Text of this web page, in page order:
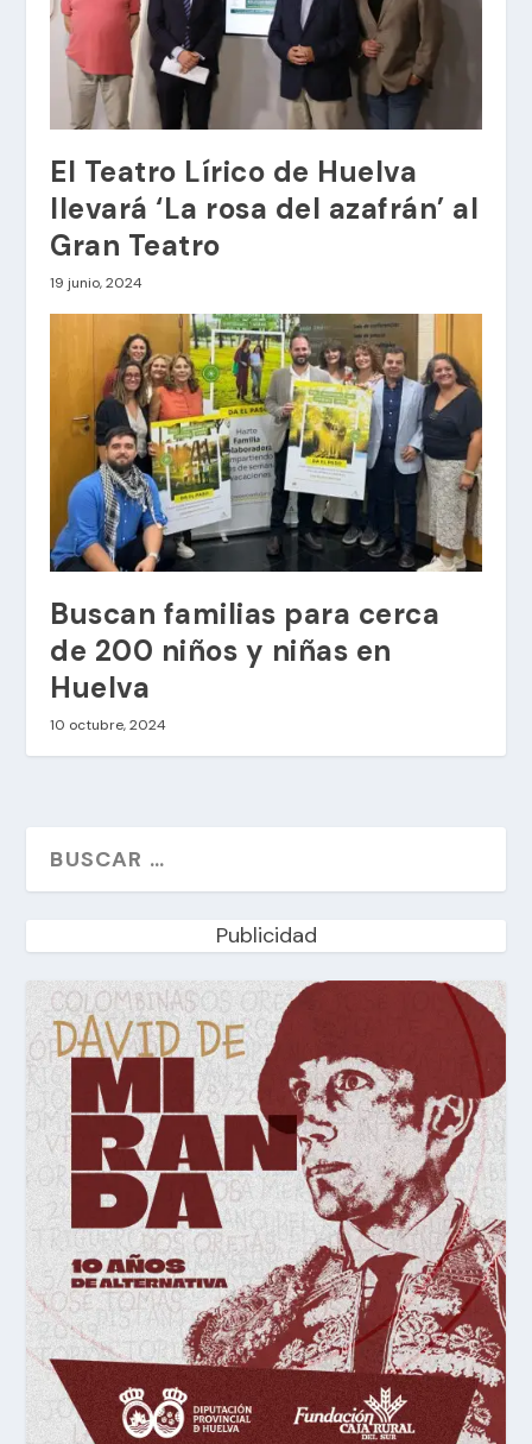
El Teatro Lírico de Huelva
llevará ‘La rosa del azafrán’ al
Gran Teatro
19 junio, 2024
Buscan familias para cerca
de 200 niños y niñas en
Huelva
10 octubre, 2024
Publicidad